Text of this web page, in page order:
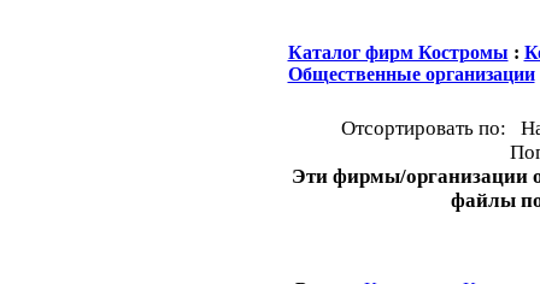
Каталог фирм Костромы :
Общественные организации
Отсортировать по:
Эти фирмы/организации
файлы